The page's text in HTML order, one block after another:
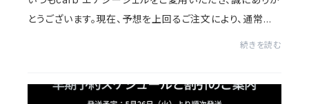
とうございます。現在、予想を上回るご注文により、通常売
続きを読む